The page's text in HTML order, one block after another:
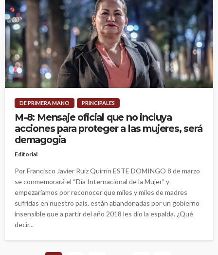
DE PRIMERA MANO PRINCIPALES
M-8: Mensaje oficial que no incluya
acciones para proteger a las mujeres, será
demagogia
Editorial
Por Francisco Javier Ruiz Quirrín ESTE DOMINGO 8 de marzo
se conmemorará el “Día Internacional de la Mujer” y
empezaríamos por reconocer que miles y miles de madres
sufridas en nuestro país, están abandonadas por un gobierno
insensible que a partir del año 2018 les dio la espalda. ¿Qué
decir...